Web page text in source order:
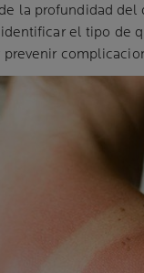
la profundidad del
el tipo de